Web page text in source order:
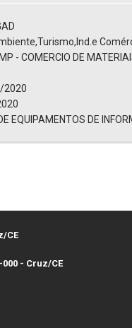
- COMERCIO DE
2020
EQUIPAMENTOS DE
CE
- Cruz/CE